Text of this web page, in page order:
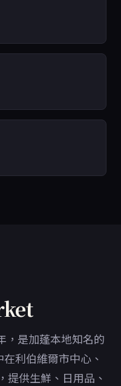
，是加蓬本地知名的
利伯維爾市中心、
提供生鮮、日用品、